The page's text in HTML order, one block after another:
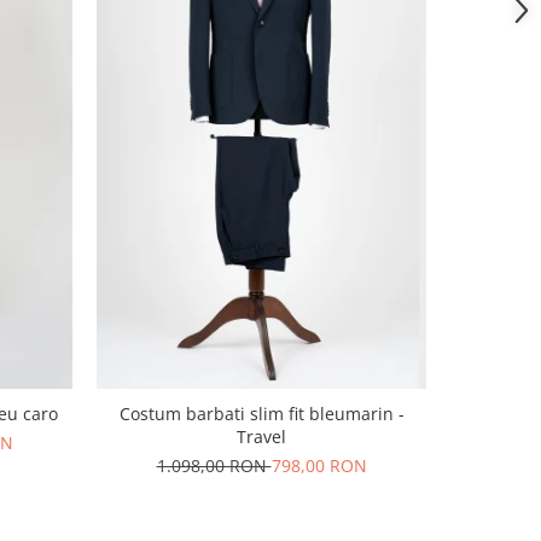
caro
Costum barbati slim fit bleumarin -
Travel
1.098,00 RON798,00 RON